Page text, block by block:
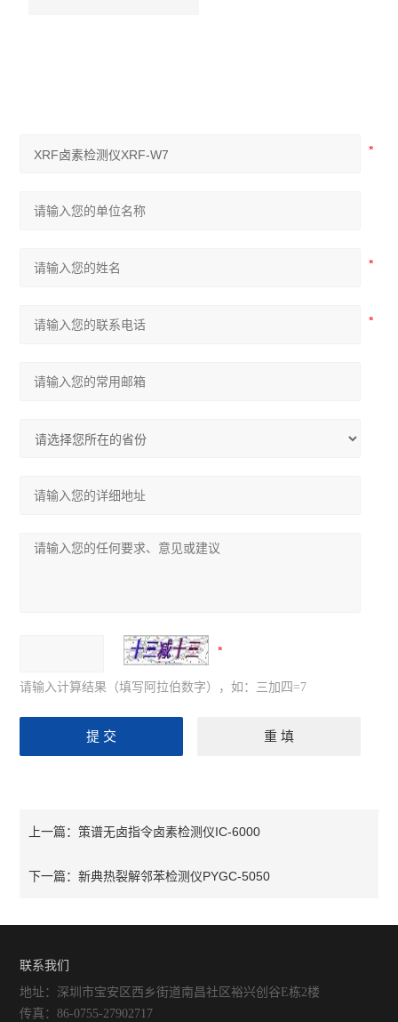
请输入计算结果（填写阿拉伯数字），如：三加四=7
上一篇：策谱无卤指令卤素检测仪IC-6000
下一篇：新典热裂解邻苯检测仪PYGC-5050
联系我们
地址：深圳市宝安区西乡街道南昌社区裕兴创谷E栋2楼
传真：86-0755-27902717